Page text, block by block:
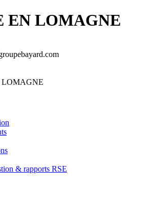
EN LOMAGNE
& rapports RSE